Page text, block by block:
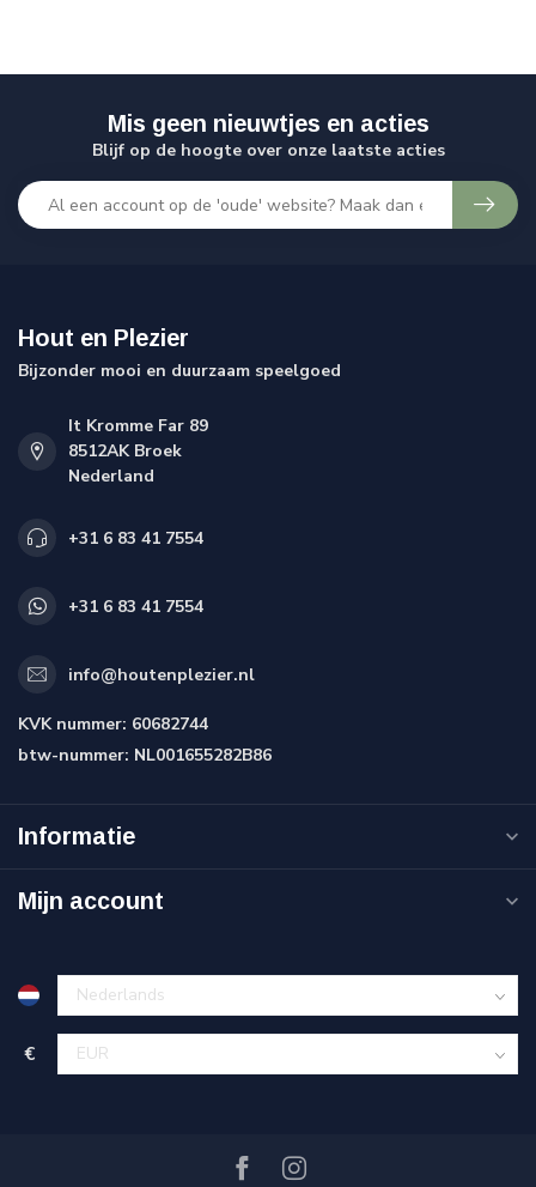
Mis geen nieuwtjes en acties
Blijf op de hoogte over onze laatste acties
Hout en Plezier
Bijzonder mooi en duurzaam speelgoed
It Kromme Far 89
8512AK Broek
Nederland
+31 6 83 41 7554
+31 6 83 41 7554
info@houtenplezier.nl
KVK nummer: 60682744
btw-nummer: NL001655282B86
Informatie
Mijn account
€